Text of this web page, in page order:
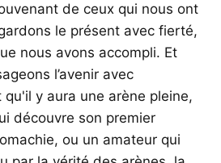
de ceux qui nous ont
le présent avec fierté,
nous avons accompli. Et
l’avenir avec
y aura une arène pleine,
découvre son premier
ou un amateur qui